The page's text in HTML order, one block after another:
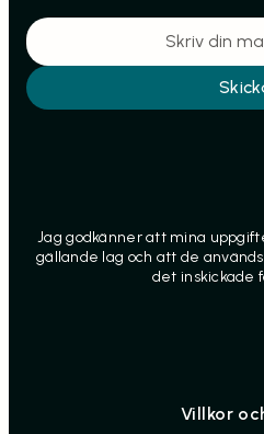
Villkor
Jag godkänner att mina
gällande lag och att de
det inskickade